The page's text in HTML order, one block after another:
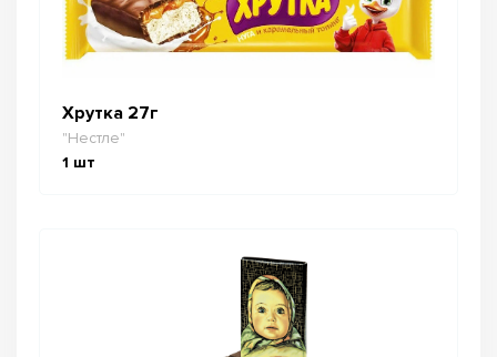
Хрутка 27г
"Нестле"
1 шт